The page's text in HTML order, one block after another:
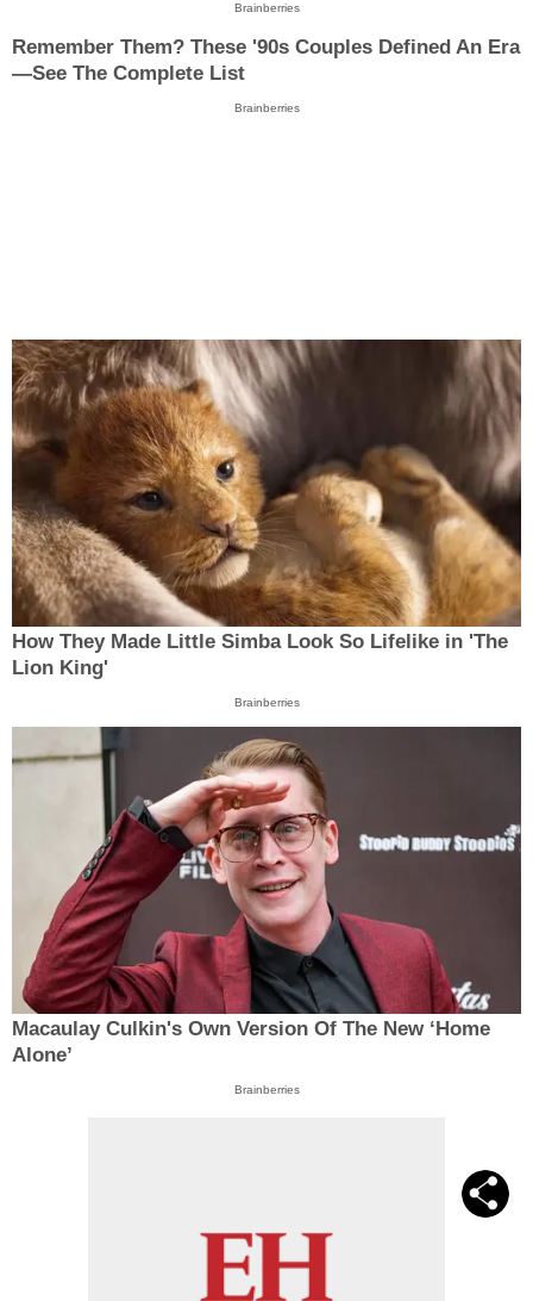
Brainberries
Remember Them? These '90s Couples Defined An Era
—See The Complete List
Brainberries
How They Made Little Simba Look So Lifelike in 'The
Lion King'
Brainberries
Macaulay Culkin's Own Version Of The New ‘Home
Alone’
Brainberries